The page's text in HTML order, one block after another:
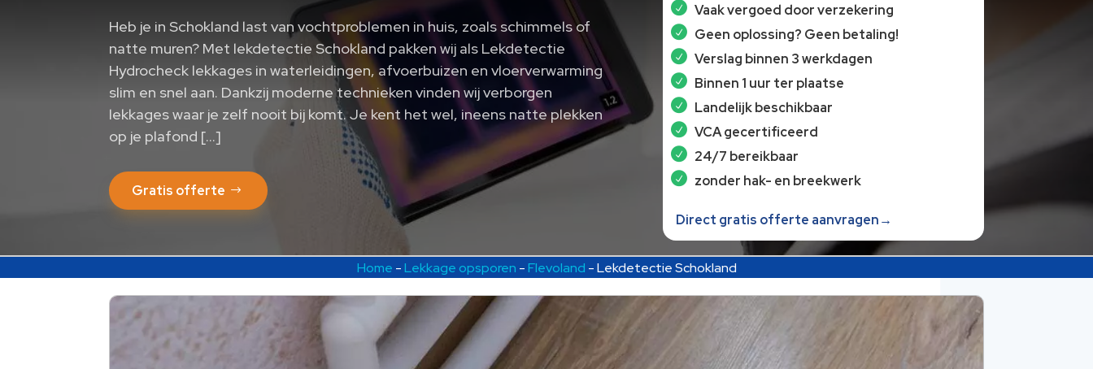
Heb je in Schokland last van vochtproblemen in huis, zoals schimmels of
natte muren? Met lekdetectie Schokland pakken wij als Lekdetectie
Hydrocheck lekkages in waterleidingen, afvoerbuizen en vloerverwarming
slim en snel aan. Dankzij moderne technieken vinden wij verborgen
lekkages waar je zelf nooit bij komt. Je kent het wel, ineens natte plekken
op je plafond […]
Gratis offerte
Vaak vergoed door verzekering
Geen oplossing? Geen betaling!
Verslag binnen 3 werkdagen
Binnen 1 uur ter plaatse
Landelijk beschikbaar
VCA gecertificeerd
24/7 bereikbaar
zonder hak- en breekwerk
Direct gratis offerte aanvragen→
Home -Lekkage opsporen -Flevoland -Lekdetectie Schokland